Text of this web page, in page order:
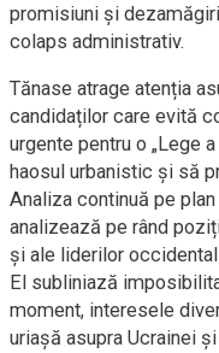
promisiuni și
colaps administrativ.
Tănase atrage atenția
candidaților care evită
urgente pentru o „Lege
haosul urbanistic și să
Analiza continuă pe
analizează pe rând
și ale liderilor
El subliniază
moment, interesele
uriașă asupra Ucrainei